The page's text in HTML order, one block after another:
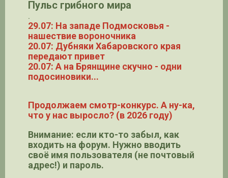
Пульс грибного мира
.
29.07: На западе Подмосковья -
нашествие вороночника
20.07: Дубняки Хабаровского края
передают привет
20.07: А на Брянщине скучно - одни
подосиновики...
Продолжаем смотр-конкурс. А ну-ка,
что у нас выросло? (в 2026 году)
Внимание: если кто-то забыл, как
входить на форум. Нужно вводить
своё имя пользователя (не почтовый
адрес!) и пароль.